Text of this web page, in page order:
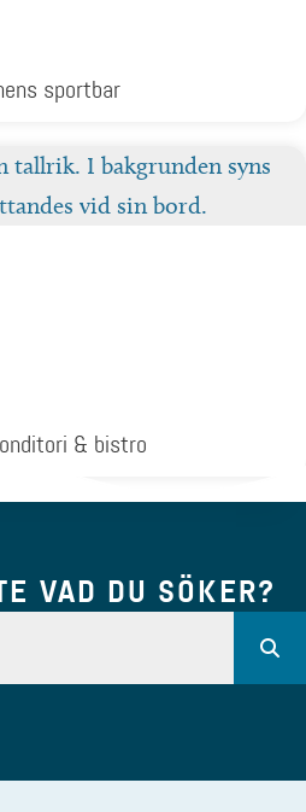
sportbar
& bistro
VAD DU SÖKER?